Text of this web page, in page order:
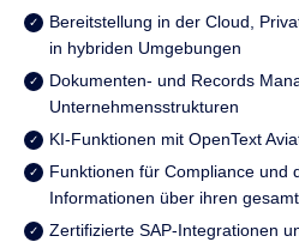
Bereitstellung in der Cloud,
in hybriden Umgebungen
Dokumenten- und Records
Unternehmensstrukturen
KI-Funktionen mit OpenText
Funktionen für Compliance und
Informationen über ihren
Zertifizierte SAP-Integrationen